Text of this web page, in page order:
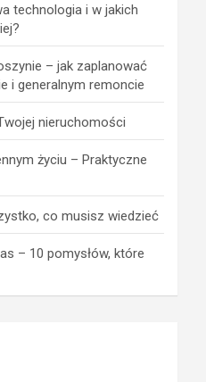
technologia i w jakich
– jak zaplanować
i generalnym remoncie
nieruchomości
życiu – Praktyczne
co musisz wiedzieć
– 10 pomysłów, które